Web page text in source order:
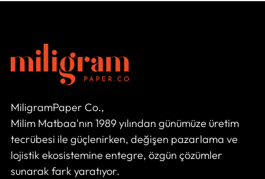
MiligramPaper Co.,
Milim Matbaa'nın 1989 yılından günümüze üretim
tecrübesi ile güçlenirken, değişen pazarlama ve
lojistik ekosistemine entegre, özgün çözümler
sunarak fark yaratıyor.